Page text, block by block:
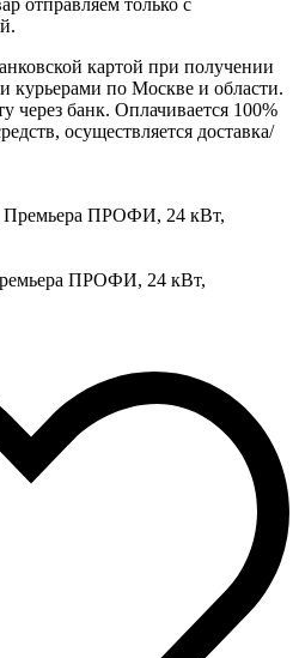
картой при получении
курьерами по Москве и области.
через банк. Оплачивается 100%
осуществляется доставка/
ПРОФИ, 24 кВт,